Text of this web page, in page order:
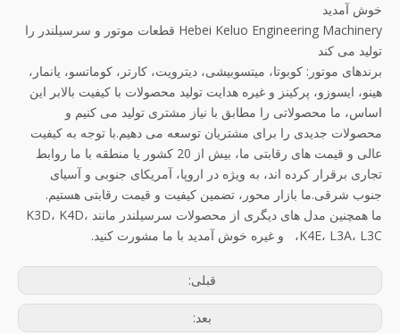
خوش آمدید
Hebei Keluo Engineering Machinery قطعات موتور و سرسیلندر را
تولید می کند
برندهای موتور: کوبوتا، میتسوبیشی، دیترویت، کارتر، کوماتسو، یانمار،
هینو، ایسوزو، پرکینز و غیره هدایت تولید محصولات با کیفیت بالابر این
اساس، ما محصولاتی را مطابق با نیاز مشتری تولید می کنیم و
محصولات جدیدی را برای مشتریان توسعه می دهیم.با توجه به کیفیت
عالی و قیمت های رقابتی ما، بیش از 20 کشور یا منطقه با ما روابط
تجاری برقرار کرده اند، به ویژه در اروپا، آمریکای جنوبی و آسیای
جنوب شرقی.ما بازار محور، تضمین کیفیت و قیمت رقابتی هستیم.
ما همچنین مدل های دیگری از محصولات سرسیلندر مانند K3D، K4D،
K4E، L3A، L3C، و غیره خوش آمدید با ما مشورت کنید.
قبلی:
بعد: